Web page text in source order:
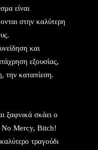
είναι
στην καλύτερη
και
εξουσίας,
την καταπίεση.
ξαφνικά σκάει ο
No Mercy, Bitch!
τραγούδι